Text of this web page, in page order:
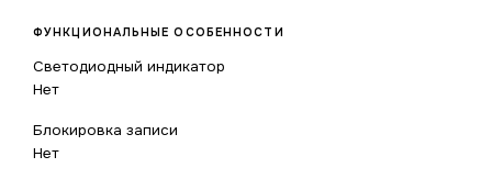
ФУНКЦИОНАЛЬНЫЕ ОСОБЕННОСТИ
Светодиодный индикатор
Нет
Блокировка записи
Нет